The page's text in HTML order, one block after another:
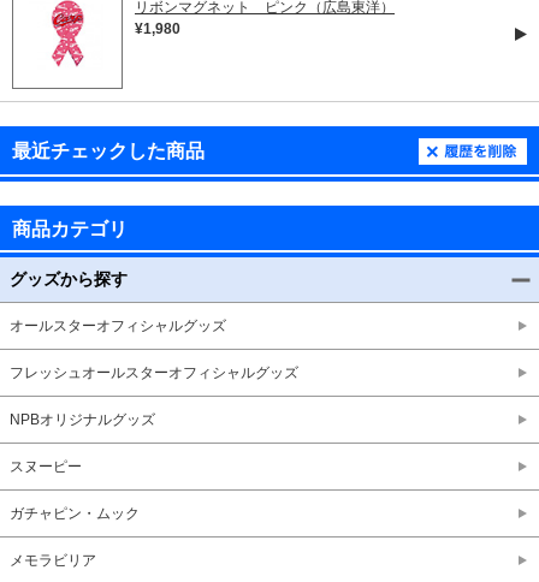
リボンマグネット ピンク（広島東洋）
¥1,980
最近チェックした商品
商品カテゴリ
グッズから探す
オールスターオフィシャルグッズ
フレッシュオールスターオフィシャルグッズ
NPBオリジナルグッズ
スヌーピー
ガチャピン・ムック
メモラビリア